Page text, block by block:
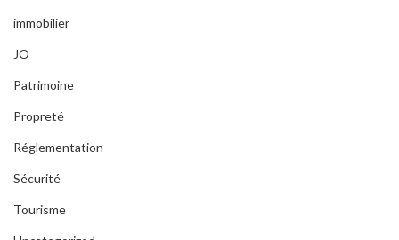
immobilier
JO
Patrimoine
Propreté
Réglementation
Sécurité
Tourisme